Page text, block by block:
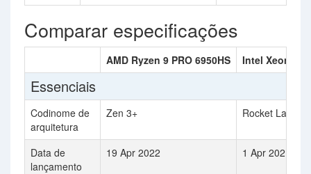
Comparar especificações
AMD Ryzen 9 PRO 6950HS Intel Xeon W-
Essenciais
Codinome de
arquitetura
Zen 3+ Rocket Lake
Data de
lançamento
19 Apr 2022 1 Apr 2021